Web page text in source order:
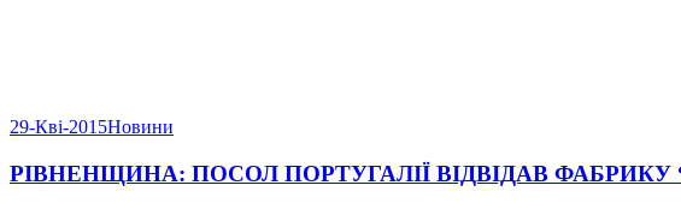
29-Кві-2015Новини
РІВНЕНЩИНА: ПОСОЛ ПОРТУГАЛІЇ ВІДВІДАВ